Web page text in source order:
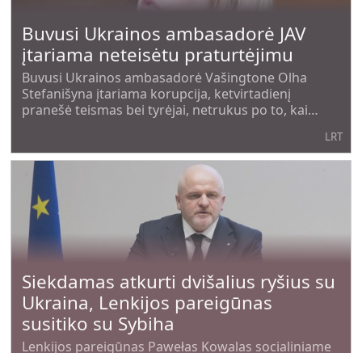
Buvusi Ukrainos ambasadorė JAV
įtariama neteisėtu praturtėjimu
Buvusi Ukrainos ambasadorė Vašingtone Olha
Stefanišyna įtariama korupcija, ketvirtadienį
pranešė teismas bei tyrėjai, netrukus po to, kai
LRT
Siekdamas atkurti dvišalius ryšius su
Ukraina, Lenkijos pareigūnas
susitiko su Sybiha
Lenkijos pareigūnas Pawełas Kowalas socialiniame